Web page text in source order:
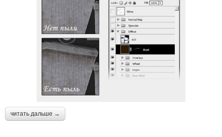
читать дальше →